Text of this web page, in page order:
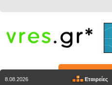
8.08.2026 Εταιρείες